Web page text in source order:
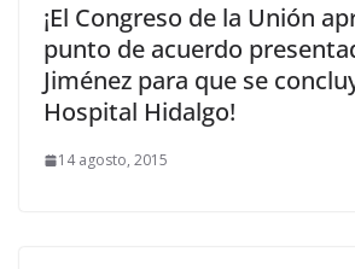
¡El Congreso de la Unión
punto de acuerdo
Jiménez para que se
Hospital Hidalgo!
14 agosto, 2015